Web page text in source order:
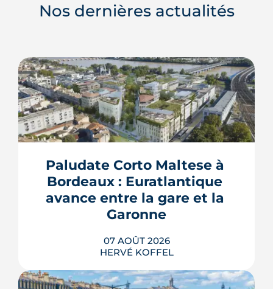
Nos dernières actualités
Paludate Corto Maltese à
Bordeaux : Euratlantique
avance entre la gare et la
Garonne
07 AOÛT 2026
HERVÉ KOFFEL